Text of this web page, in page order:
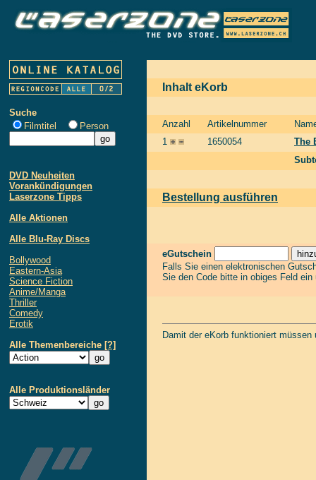
Suche
Filmtitel
Person
DVD Neuheiten
Vorankündigungen
Laserzone Tipps
Alle Aktionen
Alle Blu-Ray Discs
Bollywood
Eastern-Asia
Science Fiction
Anime/Manga
Thriller
Comedy
Erotik
Alle Themenbereiche [?]
Alle Produktionsländer
Inhalt eKorb
Anzahl Artikelnummer
1
1650054
The
Bestellung ausführen
eGutschein
Falls Sie einen elektronischen
Sie den Code bitte in obiges Feld
Damit der eKorb funktioniert